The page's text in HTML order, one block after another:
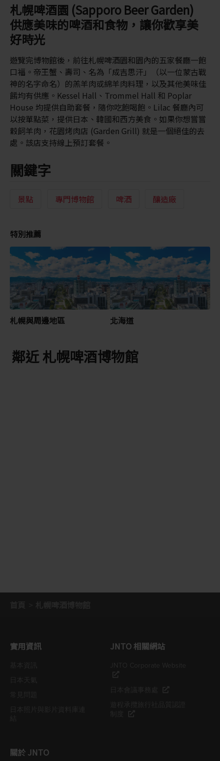
札幌啤酒園 (Sapporo Beer Garden)
供應美味的啤酒和食物，讓你歡享美
好時光
遊覽完博物館後，前往札幌啤酒園和園內的五家餐廳一飽
口福。帝王蟹、壽司、名為「成吉思汗」（以一位蒙古戰
神的名字命名）的羔羊肉或綿羊肉料理，以及其他美味佳
餚均有供應。Kessel Hall、Trommel Hall 和 Poplar
House 均提供自助套餐，隨你吃飽喝飽。Lilac 餐廳內可
以按單點菜，提供日本、韓國和西方美食。如果你想嘗嘗
穀飼羊肉，花園烤肉店 (Garden Grill) 就是一個絕佳的去
處。該店支持線上預訂套餐。
關鍵字
景點 專門博物館 啤酒 釀造廠
特別推薦
札幌與周邊地區 北海道
鄰近 札幌啤酒博物館
實用資訊 JNTO 相關網站
關於 JNTO